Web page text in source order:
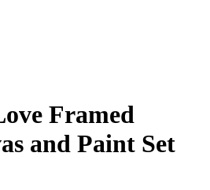
Framed
and Paint Set